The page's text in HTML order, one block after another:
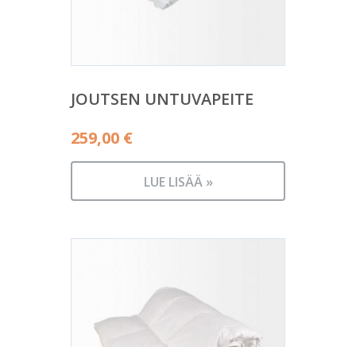
JOUTSEN UNTUVAPEITE
259,00 €
LUE LISÄÄ »